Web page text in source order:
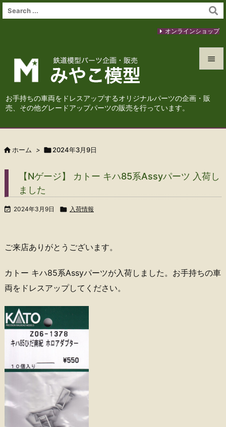
お手持ちの車両をドレスアップするオリジナルパーツの企画・販
売、その他グレードアップパーツの販売を行っています。




オンラインショップ
 ホーム > 2024年3月9日
【Nゲージ】 カトー キハ85系Assyパーツ 入荷し
ました
 2024年3月9日  入荷情報
ご来店ありがとうございます。
カトー キハ85系Assyパーツが入荷しました。お手持ちの車
両をドレスアップしてください。